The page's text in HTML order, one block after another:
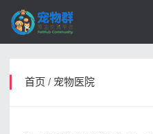
首页 / 宠物医院